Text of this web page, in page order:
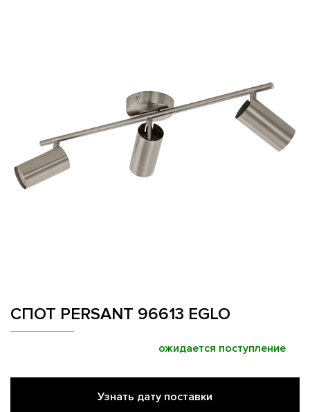
СПОТ PERSANT 96613 EGLO
ожидается поступление
Узнать дату поставки